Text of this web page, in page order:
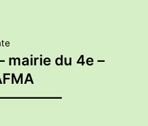
mairie du 4e –